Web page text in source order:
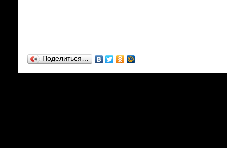
Поделиться…